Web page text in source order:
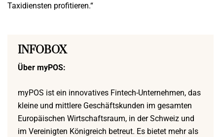
Taxidiensten profitieren.“
INFOBOX
Über myPOS:
myPOS ist ein innovatives Fintech-Unternehmen, das
kleine und mittlere Geschäftskunden im gesamten
Europäischen Wirtschaftsraum, in der Schweiz und
im Vereinigten Königreich betreut. Es bietet mehr als